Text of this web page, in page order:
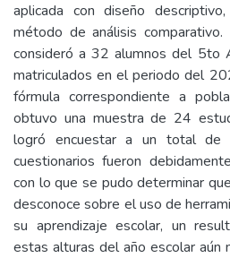
aplicada con diseño
método de análisis
consideró a 32 alumnos del 5to
matriculados en el periodo del
fórmula correspondiente a
obtuvo una muestra de 24
logró encuestar a un total de
cuestionarios fueron
con lo que se pudo determinar
desconoce sobre el uso de
su aprendizaje escolar, un
estas alturas del año escolar aún